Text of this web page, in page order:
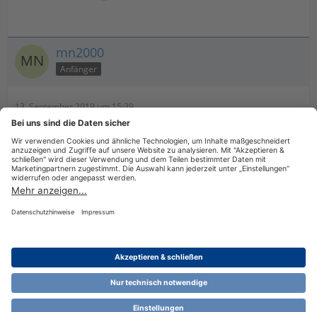
mn2000
Anfänger
13. September 2019 um 15:39
Nutzungsbestimmungen Cookie-Einstellungen